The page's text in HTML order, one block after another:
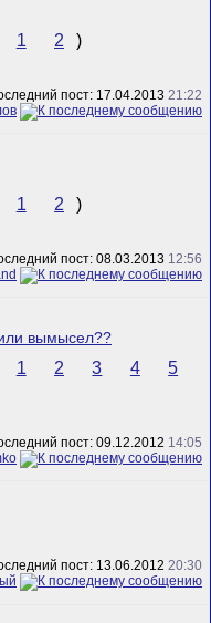
1 2 )
пост: 17.04.2013 21:22
1 2 )
пост: 08.03.2013 12:56
вымысел??
1 2 3 4
5
пост: 09.12.2012 14:05
пост: 13.06.2012 20:30